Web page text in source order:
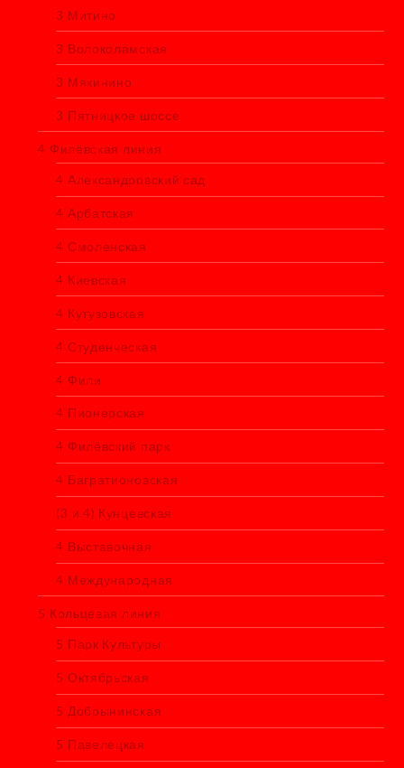
3 Митино
3 Волоколамская
3 Мякинино
3 Пятницкое шоссе
4 Филёвская линия
4 Александровский сад
4 Арбатская
4 Смоленская
4 Киевская
4 Кутузовская
4 Студенческая
4 Фили
4 Пионерская
4 Филёвский парк
4 Багратионовская
(3 и 4) Кунцевская
4 Выставочная
4 Международная
5 Кольцевая линия
5 Парк Культуры
5 Октябрьская
5 Добрынинская
5 Павелецкая